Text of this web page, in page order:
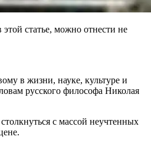
статье, можно отнести не
в жизни, науке, культуре и
русского философа Николая
с массой неучтенных